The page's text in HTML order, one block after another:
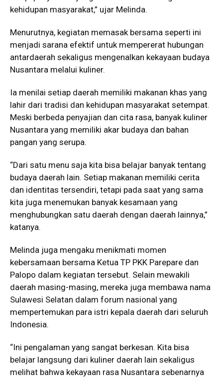
kehidupan masyarakat,” ujar Melinda.
Menurutnya, kegiatan memasak bersama seperti ini
menjadi sarana efektif untuk mempererat hubungan
antardaerah sekaligus mengenalkan kekayaan budaya
Nusantara melalui kuliner.
Ia menilai setiap daerah memiliki makanan khas yang
lahir dari tradisi dan kehidupan masyarakat setempat.
Meski berbeda penyajian dan cita rasa, banyak kuliner
Nusantara yang memiliki akar budaya dan bahan
pangan yang serupa.
“Dari satu menu saja kita bisa belajar banyak tentang
budaya daerah lain. Setiap makanan memiliki cerita
dan identitas tersendiri, tetapi pada saat yang sama
kita juga menemukan banyak kesamaan yang
menghubungkan satu daerah dengan daerah lainnya,”
katanya.
Melinda juga mengaku menikmati momen
kebersamaan bersama Ketua TP PKK Parepare dan
Palopo dalam kegiatan tersebut. Selain mewakili
daerah masing-masing, mereka juga membawa nama
Sulawesi Selatan dalam forum nasional yang
mempertemukan para istri kepala daerah dari seluruh
Indonesia.
“Ini pengalaman yang sangat berkesan. Kita bisa
belajar langsung dari kuliner daerah lain sekaligus
melihat bahwa kekayaan rasa Nusantara sebenarnya